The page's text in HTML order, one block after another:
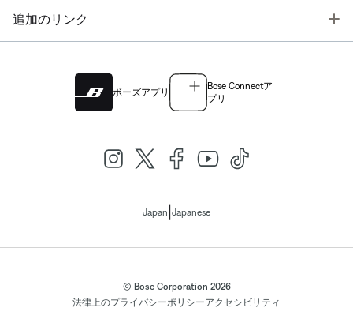
追加のリンク
ボーズアプリ
Bose Connectア
プリ
Japan Japanese
© Bose Corporation 2026
法律上のプライバシーポリシーアクセシビリティ